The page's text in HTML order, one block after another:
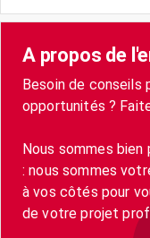
A propos de
Besoin de conseils
opportunités ?
Nous sommes bien
: nous sommes
à vos côtés pour
de votre projet